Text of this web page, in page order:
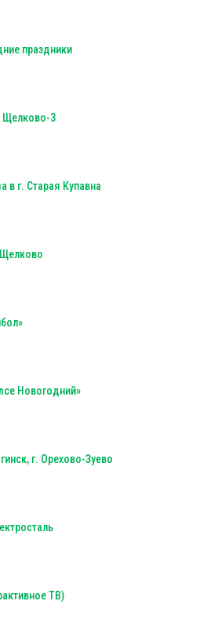
праздники
Щелково-3
г. Старая Купавна
Новогодний»
г. Орехово-Зуево
ТВ)